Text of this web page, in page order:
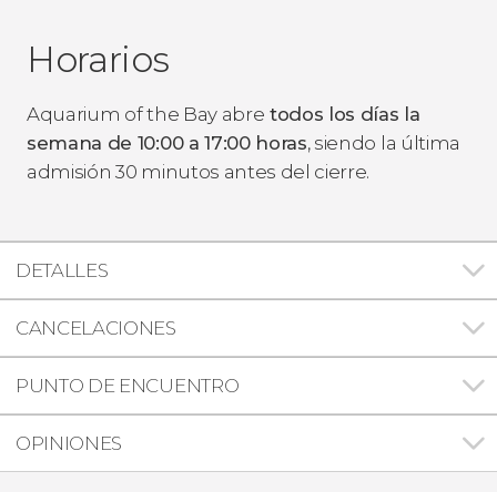
Horarios
Aquarium of the Bay abre todos los días la
semana de 10:00 a 17:00 horas, siendo la última
admisión 30 minutos antes del cierre.
DETALLES
CANCELACIONES
PUNTO DE ENCUENTRO
OPINIONES